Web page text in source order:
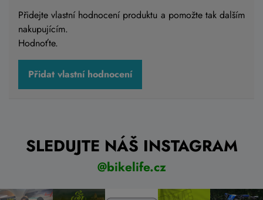
Přidejte vlastní hodnocení produktu a pomožte tak dalším
nakupujícím.
Hodnoťte.
Přidat vlastní hodnocení
SLEDUJTE NÁŠ INSTAGRAM
@bikelife.cz